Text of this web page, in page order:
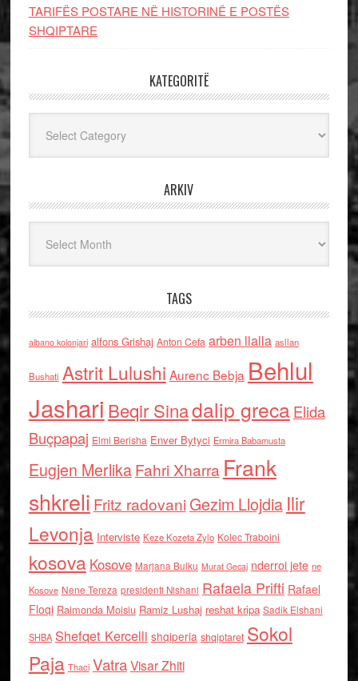
TARIFËS POSTARE NË HISTORINË E POSTËS
SHQIPTARE
KATEGORITË
ARKIV
TAGS
albano kolonjari alfons Grishaj Anton Cefa arben llalla asllan
Bushati Astrit Lulushi Aurenc Bebja Behlul
Jashari Beqir Sinadalip grecaElida
Buçpapaj Elmi Berisha Enver Bytyci Ermira Babamusta
Eugjen MerlikaFahri Xharra Frank
shkreli Fritz radovaniGezim Llojdia Ilir
Levonja Interviste Keze Kozeta Zylo Kolec Traboini
kosova Kosove Marjana Bulku Murat Gecaj nderroi jete ne
Kosove Nene Tereza presidenti Nishani Rafaela Prifti Rafael
Floqi Raimonda Moisiu Ramiz Lushaj reshat kripa Sadik Elshani
SHBA Shefqet Kercelli shqiperia shqiptaret Sokol
Paja Thaci VatraVisar Zhiti